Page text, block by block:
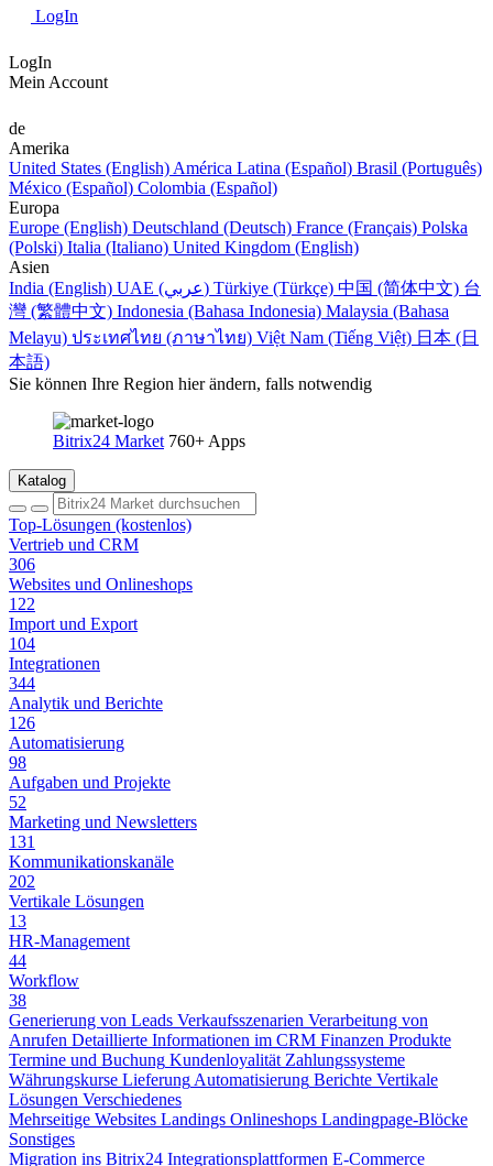
LogIn
LogIn
Mein Account
de
Amerika
United States (English) América Latina (Español) Brasil (Português)
México (Español) Colombia (Español)
Europa
Europe (English) Deutschland (Deutsch) France (Français) Polska
(Polski) Italia (Italiano) United Kingdom (English)
Asien
India (English)
UAE (عربي) Türkiye (Türkçe) 中国 (简体中文) 台
灣 (繁體中文) Indonesia (Bahasa Indonesia) Malaysia (Bahasa
Melayu) ประเทศไทย (ภาษาไทย) Việt Nam (Tiếng Việt) 日本 (日
本語)
Sie können Ihre Region hier ändern, falls notwendig
Bitrix24 Market 760+ Apps
Katalog
Top-Lösungen (kostenlos)
Vertrieb und CRM
306
Websites und Onlineshops
122
Import und Export
104
Integrationen
344
Analytik und Berichte
126
Automatisierung
98
Aufgaben und Projekte
52
Marketing und Newsletters
131
Kommunikationskanäle
202
Vertikale Lösungen
13
HR-Management
44
Workflow
38
Generierung von Leads Verkaufsszenarien Verarbeitung von
Anrufen Detaillierte Informationen im CRM Finanzen Produkte
Termine und Buchung Kundenloyalität Zahlungssysteme
Währungskurse Lieferung Automatisierung Berichte Vertikale
Lösungen Verschiedenes
Mehrseitige Websites Landings Onlineshops Landingpage-Blöcke
Sonstiges
Migration ins Bitrix24 Integrationsplattformen E-Commerce